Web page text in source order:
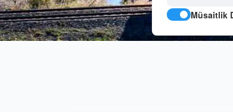
Müsaitlik